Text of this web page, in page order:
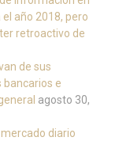
año 2018, pero
retroactivo de
de sus
bancarios e
agosto 30,
diario